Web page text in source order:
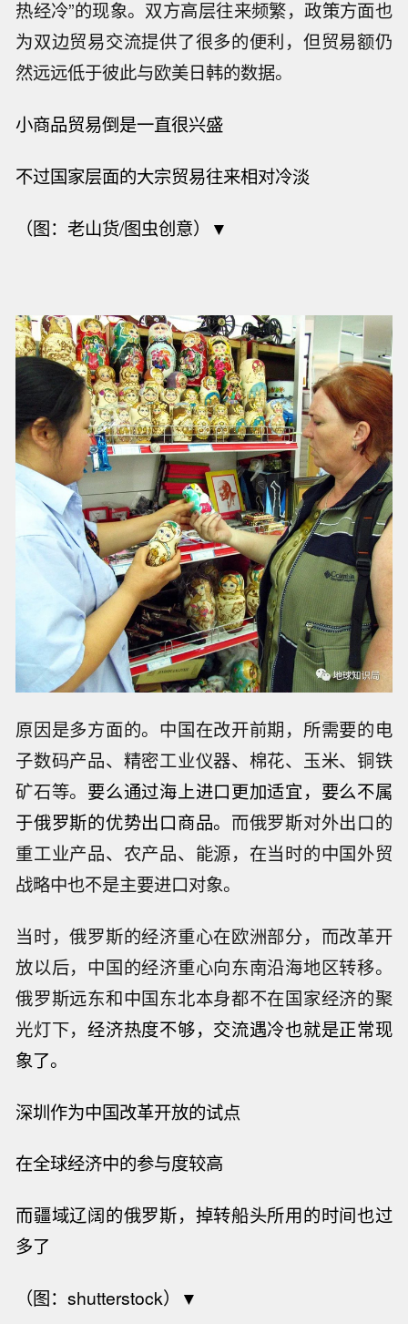
热经冷”的现象。双方高层往来频繁，政策方面也
为双边贸易交流提供了很多的便利，但贸易额仍
然远远低于彼此与欧美日韩的数据。
小商品贸易倒是一直很兴盛
不过国家层面的大宗贸易往来相对冷淡
（图：老山货/图虫创意）▼
原因是多方面的。中国在改开前期，所需要的电
子数码产品、精密工业仪器、棉花、玉米、铜铁
矿石等。 要么通过海上进口更加适宜，要么不属
于俄罗斯的优势出口商品。 而俄罗斯对外出口的
重工业产品、农产品、能源，在当时的中国外贸
战略中也不是主要进口对象。
当时，俄罗斯的经济重心在欧洲部分，而改革开
放以后，中国的经济重心向东南沿海地区转移。
俄罗斯远东和中国东北本身都不在国家经济的聚
光灯下，经济热度不够，交流遇冷也就是正常现
象了。
深圳作为中国改革开放的试点
在全球经济中的参与度较高
而疆域辽阔的俄罗斯，掉转船头所用的时间也过
多了
（图：shutterstock）▼